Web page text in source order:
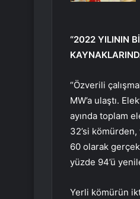
“2022 YILININ
“Özverili
MW’a ulaştı.
ayında toplam
32’si
60 olarak
yüzde 94’ü
Yerli kömürün